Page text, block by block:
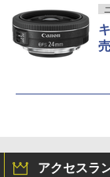
アクセスラ